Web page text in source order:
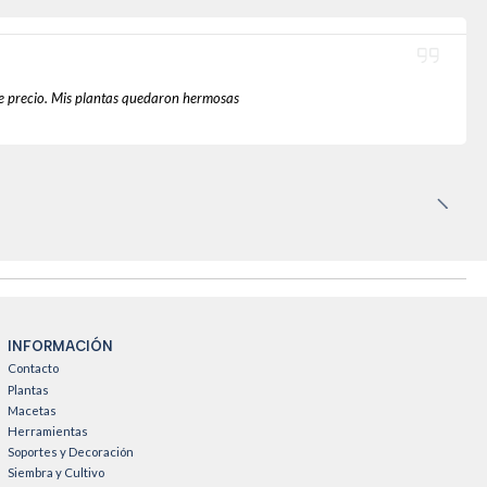
precio. Mis plantas quedaron hermosas
INFORMACIÓN
Contacto
Plantas
Macetas
Herramientas
Soportes y Decoración
Siembra y Cultivo